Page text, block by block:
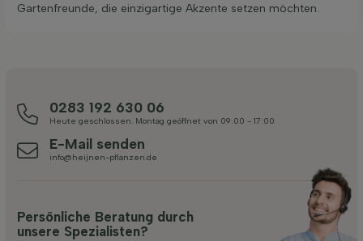
Gartenfreunde, die einzigartige Akzente setzen möchten.
0283 192 630 06
Heute geschlossen. Montag geöffnet von 09:00 - 17:00
E-Mail senden
info@heijnen-pflanzen.de
Persönliche Beratung durch
unsere Spezialisten?